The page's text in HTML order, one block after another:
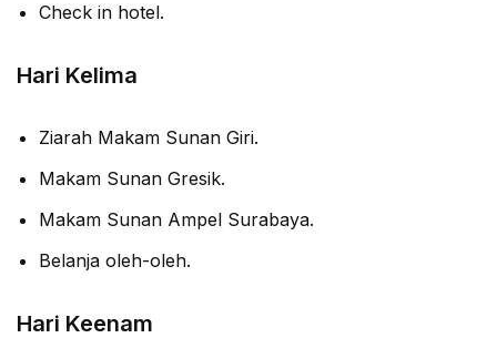
Check in hotel.
Hari Kelima
Ziarah Makam Sunan Giri.
Makam Sunan Gresik.
Makam Sunan Ampel Surabaya.
Belanja oleh-oleh.
Hari Keenam